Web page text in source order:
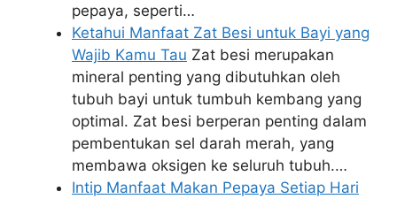
pepaya, seperti…
Ketahui Manfaat Zat Besi untuk Bayi yang
Wajib Kamu Tau Zat besi merupakan
mineral penting yang dibutuhkan oleh
tubuh bayi untuk tumbuh kembang yang
optimal. Zat besi berperan penting dalam
pembentukan sel darah merah, yang
membawa oksigen ke seluruh tubuh.…
Intip Manfaat Makan Pepaya Setiap Hari